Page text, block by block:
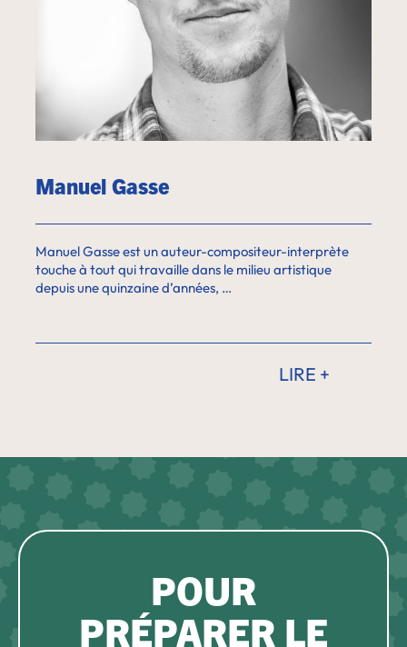
Manuel Gasse
Manuel Gasse est un auteur-compositeur-interprète
touche à tout qui travaille dans le milieu artistique
depuis une quinzaine d’années, …
LIRE +
POUR
PRÉPARER LE